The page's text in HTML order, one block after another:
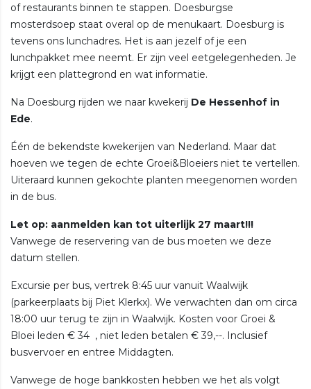
of restaurants binnen te stappen. Doesburgse
mosterdsoep staat overal op de menukaart. Doesburg is
tevens ons lunchadres. Het is aan jezelf of je een
lunchpakket mee neemt. Er zijn veel eetgelegenheden. Je
krijgt een plattegrond en wat informatie.
Na Doesburg rijden we naar kwekerij De Hessenhof in
Ede.
Één de bekendste kwekerijen van Nederland. Maar dat
hoeven we tegen de echte Groei&Bloeiers niet te vertellen.
Uiteraard kunnen gekochte planten meegenomen worden
in de bus.
Let op: aanmelden kan tot uiterlijk 27 maart!!!
Vanwege de reservering van de bus moeten we deze
datum stellen.
Excursie per bus, vertrek 8:45 uur vanuit Waalwijk
(parkeerplaats bij Piet Klerkx). We verwachten dan om circa
18:00 uur terug te zijn in Waalwijk. Kosten voor Groei &
Bloei leden € 34 , niet leden betalen € 39,--. Inclusief
busvervoer en entree Middagten.
Vanwege de hoge bankkosten hebben we het als volgt